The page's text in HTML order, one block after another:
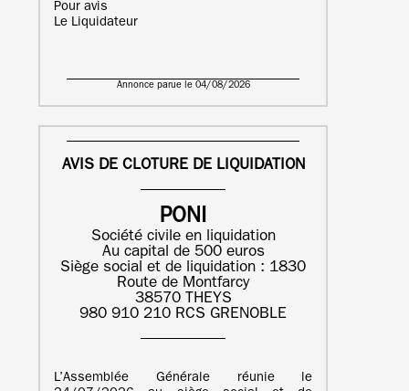
Pour avis
Le Liquidateur
Annonce parue le 04/08/2026
AVIS DE CLOTURE DE LIQUIDATION
PONI
Société civile en liquidation
Au capital de 500 euros
Siège social et de liquidation : 1830
Route de Montfarcy
38570 THEYS
980 910 210 RCS GRENOBLE
L’Assemblée Générale réunie le